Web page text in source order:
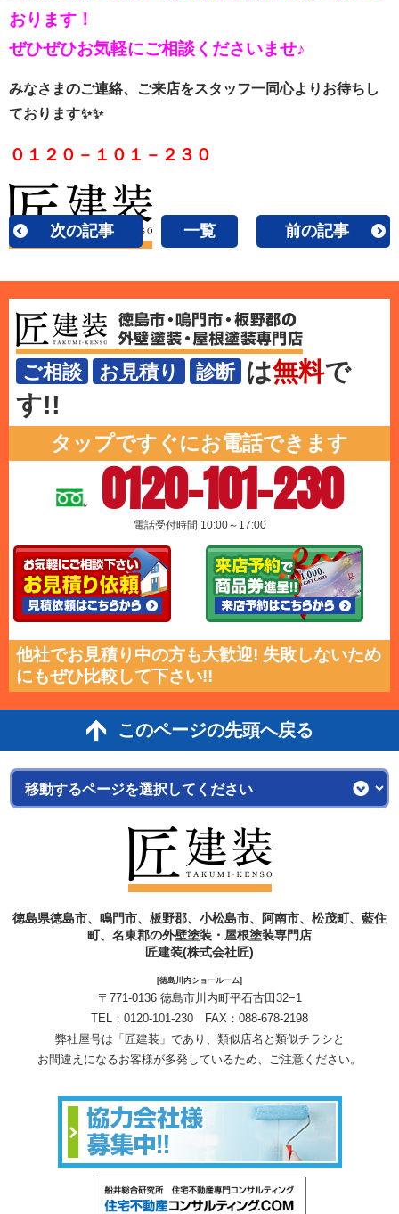
おります！
ぜひぜひお気軽にご相談くださいませ♪
みなさまのご連絡、ご来店をスタッフ一同心よりお待ちし
ております✨✨
０１２０－１０１－２３０
次の記事 一覧 前の記事
ご相談 お見積り 診断 は無料で
す!!
タップですぐにお電話できます
0120-101-230
電話受付時間 10:00～17:00
他社でお見積り中の方も大歓迎! 失敗しないため
にもぜひ比較して下さい!!
このページの先頭へ戻る
徳島県徳島市、鳴門市、板野郡、小松島市、阿南市、松茂町、藍住
町、名東郡の外壁塗装・屋根塗装専門店
匠建装(株式会社匠)
[徳島川内ショールーム]
〒771-0136 徳島市川内町平石古田32−1
TEL： 0120-101-230 FAX：088-678-2198
弊社屋号は「匠建装」であり、類似店名と類似チラシと
お間違えになるお客様が多発しているため、ご注意ください。